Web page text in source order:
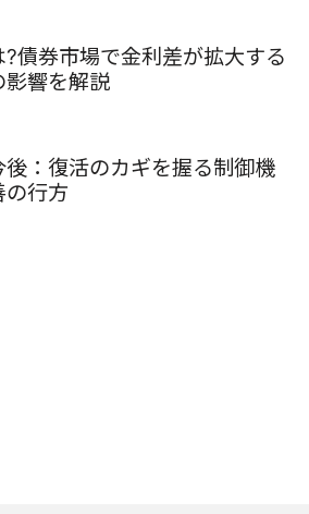
債券市場で金利差が拡大する
響を解説
：復活のカギを握る制御機
の行方